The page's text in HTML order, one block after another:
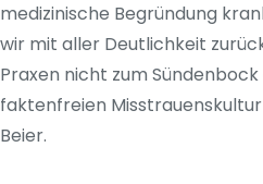
medizinische Begründung
wir mit aller Deutlichkeit
Praxen nicht zum
faktenfreien
Beier.